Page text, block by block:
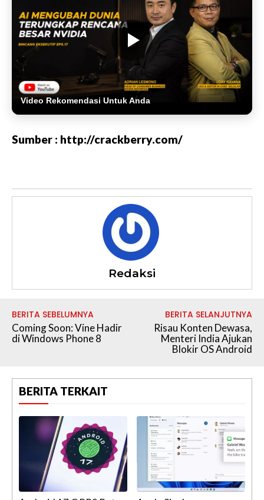
Video Rekomendasi Untuk Anda
Sumber : http://crackberry.com/
Redaksi
BERITA SEBELUMNYA
Coming Soon: Vine Hadir
di Windows Phone 8
BERITA SELANJUTNYA
Risau Konten Dewasa,
Menteri India Ajukan
Blokir OS Android
BERITA TERKAIT